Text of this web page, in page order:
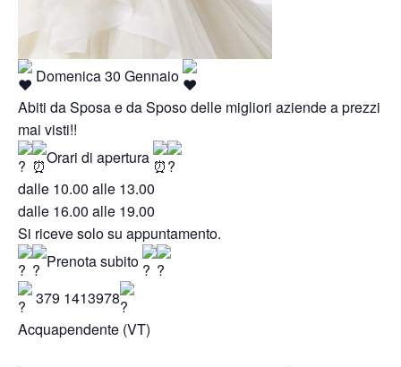
Domenica 30 Gennaio
Abiti da Sposa e da Sposo delle migliori aziende a prezzi
mai visti!!
Orari di apertura
dalle 10.00 alle 13.00
dalle 16.00 alle 19.00
Si riceve solo su appuntamento.
Prenota subito
379 1413978
Acquapendente (VT)